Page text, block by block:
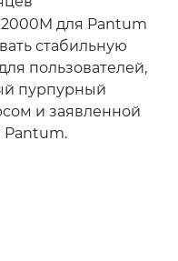
для Pantum
стабильную
пользователей,
пурпурный
и заявленной
Pantum.